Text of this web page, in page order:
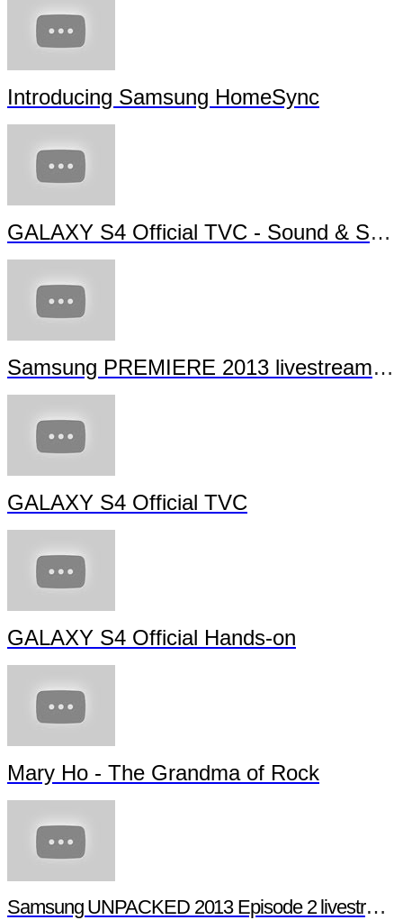
Introducing Samsung HomeSync
GALAXY S4 Official TVC - Sound & Shot
Samsung PREMIERE 2013 livestream (full length)
GALAXY S4 Official TVC
GALAXY S4 Official Hands-on
Mary Ho - The Grandma of Rock
Samsung UNPACKED 2013 Episode 2 livestream (full length)